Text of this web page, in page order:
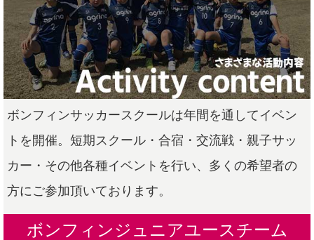
ボンフィンサッカースクールは年間を通してイベン
トを開催。短期スクール・合宿・交流戦・親子サッ
カー・その他各種イベントを行い、多くの希望者の
方にご参加頂いております。
ボンフィンジュニアユースチーム